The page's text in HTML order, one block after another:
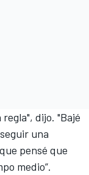
dijo. "Bajé
una
pensé que
medio”.